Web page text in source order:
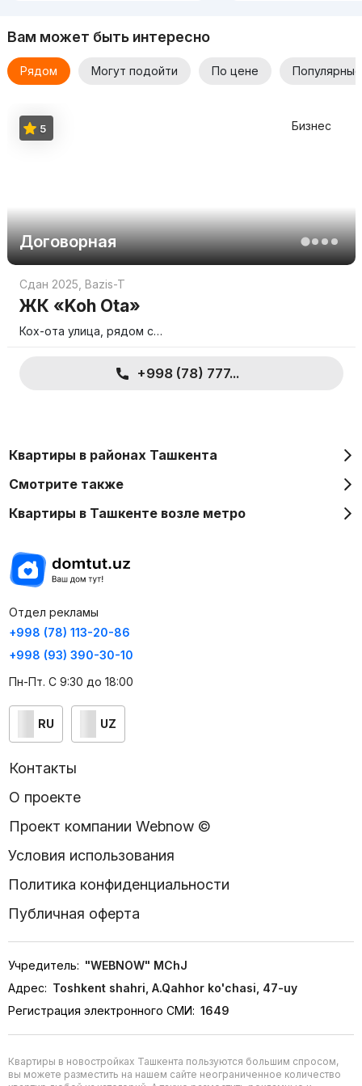
стандартным грузовым,
удлинённым грузовым для крупногабаритного
Все лифты подключены к независимому резервному
Вам может быть интересно
Рядом Могут подойти По цене Популярные
Бизнес
Договорная
5
Сдан 2025 Bazis-T
ЖК «Koh Ota»
Кох-ота улица, рядом с…
+998 (78) 777...
Квартиры в районах Ташкента
Смотрите также
Квартиры в Ташкенте возле метро
Отдел рекламы
+998 (78) 113-20-86
+998 (93) 390-30-10
Пн-Пт. С 9:30 до 18:00
RU UZ
Контакты
О проекте
Проект компании Webnow ©
Условия использования
Политика конфиденциальности
Публичная оферта
Учредитель: "WEBNOW" MChJ
Адрес: Toshkent shahri, A.Qahhor ko'chasi, 47-uy
Регистрация электронного СМИ: 1649
Квартиры в новостройках Ташкента пользуются большим спросом,
вы можете разместить на нашем сайте неограниченное количество